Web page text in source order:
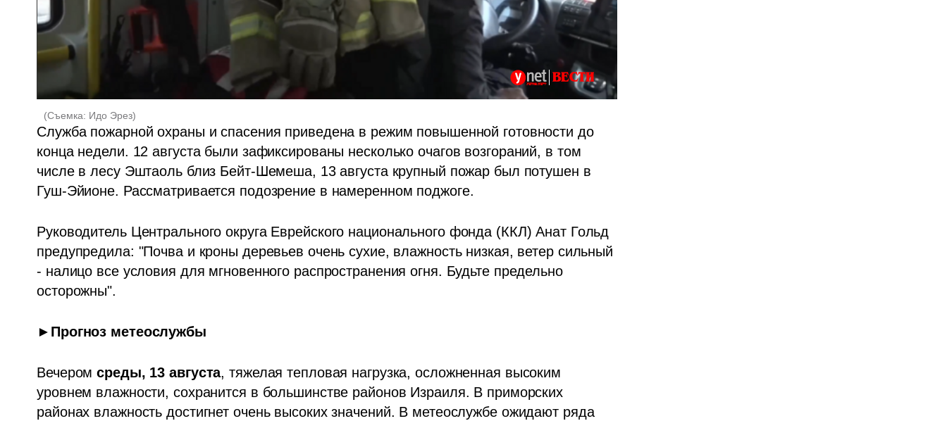
(Съемка: Идо Эрез)
Служба пожарной охраны и спасения приведена в режим повышенной готовности до
конца недели. 12 августа были зафиксированы несколько очагов возгораний, в том
числе в лесу Эштаоль близ Бейт-Шемеша, 13 августа крупный пожар был потушен в
Гуш-Эйионе. Рассматривается подозрение в намеренном поджоге.
Руководитель Центрального округа Еврейского национального фонда (ККЛ) Анат Гольд
предупредила: "Почва и кроны деревьев очень сухие, влажность низкая, ветер сильный
- налицо все условия для мгновенного распространения огня. Будьте предельно
осторожны".
►Прогноз метеослужбы
Вечером среды, 13 августа, тяжелая тепловая нагрузка, осложненная высоким
уровнем влажности, сохранится в большинстве районов Израиля. В приморских
районах влажность достигнет очень высоких значений. В метеослужбе ожидают ряда